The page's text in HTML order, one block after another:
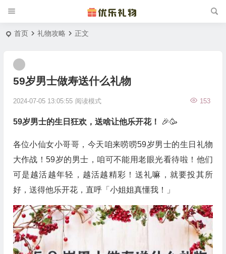
首页 礼物攻略 正文
59岁男士做寿送什么礼物
2024-07-05 13:05:55 153
阅读模式
59岁男士的生日狂欢，送啥让他乐开花！ 🎉🥳
各位小仙女小哥哥，今天咱来唠唠59岁男士的生日礼物
大作战！59岁的男士，咱可不能用老眼光看待啦！他们
可是越活越年轻，越活越精彩！送礼嘛，就要投其所
好，送得他乐开花，直呼「小姐姐真懂我！」